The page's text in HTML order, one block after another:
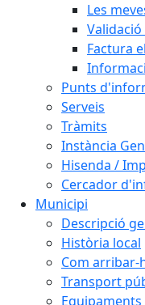
Les
Factura
Punts
Serveis
Tràmits
Instància
Hisenda /
Cercador
Municipi
Descripció
Història local
Com arribar-
Transport
Equipaments